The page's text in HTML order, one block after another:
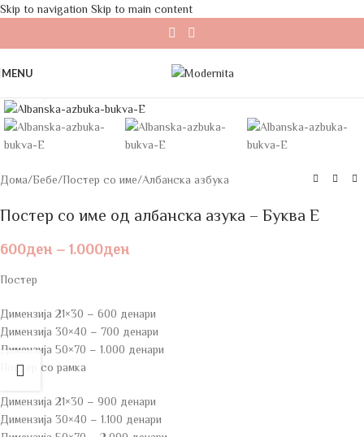
Skip to navigation Skip to main content
MENU
Дома/Бебе/Постер со име/Албанска азбука
Постер со име од албанска азука – Буква E
600ден – 1.000ден
Постер
Димензија 21×30 – 600 денари
Димензија 30×40 – 700 денари
Димензија 50×70 – 1.000 денари
Постер со рамка
Димензија 21×30 – 900 денари
Димензија 30×40 – 1.100 денари